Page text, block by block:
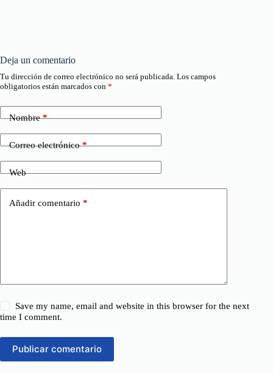
Deja un comentario
Tu dirección de correo electrónico no será publicada. Los campos
obligatorios están marcados con *
Nombre*
Correo electrónico*
Web
Añadir comentario *
Save my name, email and website in this browser for the next
time I comment.
Publicar comentario